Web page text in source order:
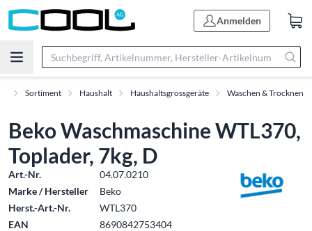
Anmelden
Sortiment Haushalt Haushaltsgrossgeräte Waschen & Trocknen
Beko Waschmaschine WTL370,
Toplader, 7kg, D
Art.-Nr.
04.07.0210
Marke / Hersteller
Beko
Herst.-Art.-Nr.
WTL370
EAN
8690842753404